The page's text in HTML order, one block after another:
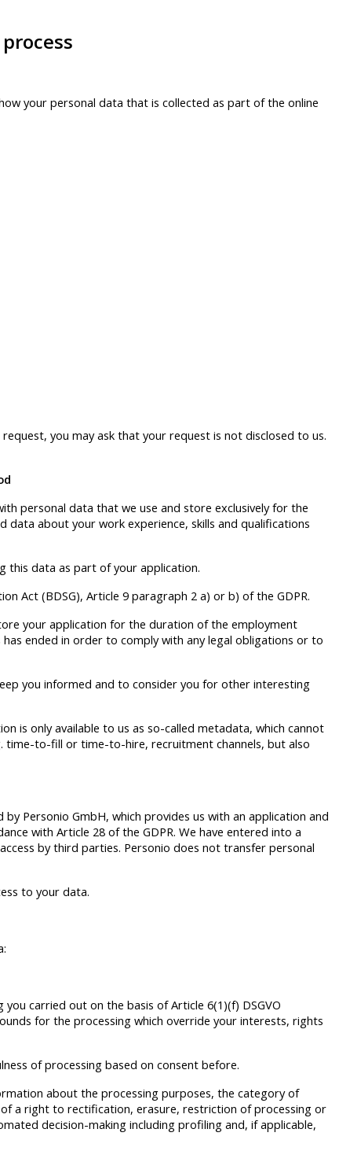
your personal data that is collected as part of the online
you may ask that your request is not disclosed to us.
personal data that we use and store exclusively for the
about your work experience, skills and qualifications
this data as part of your application.
Act (BDSG), Article 9 paragraph 2 a) or b) of the GDPR.
your application for the duration of the employment
ended in order to comply with any legal obligations or to
you informed and to consider you for other interesting
is only available to us as so-called metadata, which cannot
time-to-fill or time-to-hire, recruitment channels, but also
Personio GmbH, which provides us with an application and
with Article 28 of the GDPR. We have entered into a
by third parties. Personio does not transfer personal
to your data.
carried out on the basis of Article 6(1)(f) DSGVO
for the processing which override your interests, rights
of processing based on consent before.
about the processing purposes, the category of
a right to rectification, erasure, restriction of processing or
decision-making including profiling and, if applicable,